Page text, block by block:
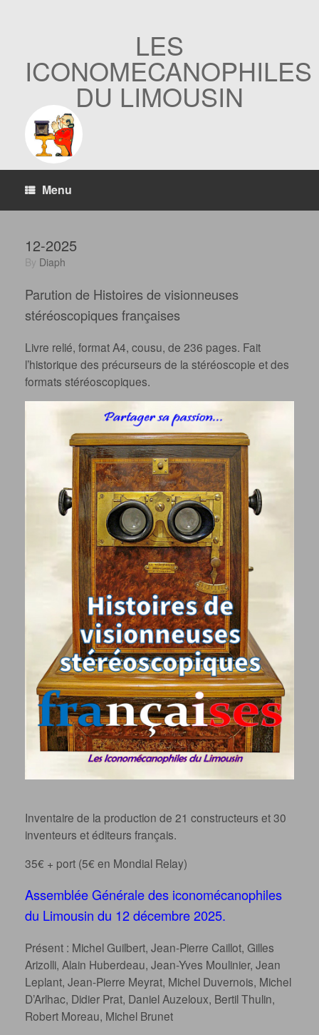
LES
ICONOMECANOPHILES
DU LIMOUSIN
Menu
12-2025
by Diaph
Parution de Histoires de visionneuses
stéréoscopiques françaises
Livre relié, format A4, cousu, de 236 pages. Fait
l’historique des précurseurs de la stéréoscopie et des
formats stéréoscopiques.
Inventaire de la production de 21 constructeurs et 30
inventeurs et éditeurs français.
35€ + port (5€ en Mondial Relay)
Assemblée Générale des iconomécanophiles
du Limousin du 12 décembre 2025.
Présent : Michel Guilbert, Jean-Pierre Caillot, Gilles
Arizolli, Alain Huberdeau, Jean-Yves Moulinier, Jean
Leplant, Jean-Pierre Meyrat, Michel Duvernois, Michel
D’Arlhac, Didier Prat, Daniel Auzeloux, Bertil Thulin,
Robert Moreau, Michel Brunet